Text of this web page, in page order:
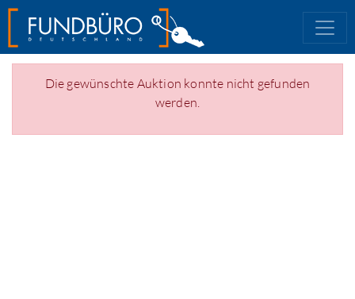
Die gewünschte Auktion konnte nicht gefunden
werden.